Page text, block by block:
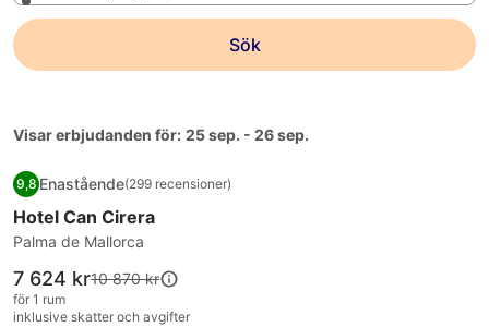
Sök
Visar erbjudanden för: 25 sep. - 26 sep.
Fotogalleri
för
Hotel
Can
Cirera
9,89,8 av 10, Enastående, (299 recensioner)
Enastående(299 recensioner)
Hotel Can Cirera
Palma de Mallorca
Priset
är
7 624 kr
7 624 krPriset
10 870 kr,
10 870 kr
för 1 rum
inklusive skatter och avgifter
Hotel Can Cirera